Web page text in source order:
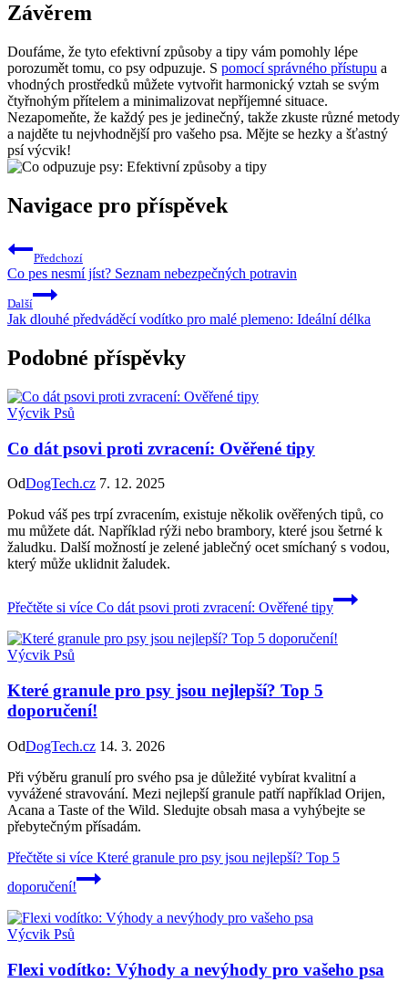
Závěrem
Doufáme, že tyto efektivní způsoby a tipy vám pomohly lépe
porozumět tomu, co psy odpuzuje. S pomocí správného přístupu a
vhodných prostředků můžete vytvořit harmonický vztah se svým
čtyřnohým přítelem a minimalizovat nepříjemné situace.
Nezapomeňte, že každý pes je jedinečný, takže zkuste různé metody
a najděte tu nejvhodnější pro vašeho psa. Mějte se hezky a šťastný
psí výcvik!
Navigace pro příspěvek
Předchozí
Co pes nesmí jíst? Seznam nebezpečných potravin
Další
Jak dlouhé předváděcí vodítko pro malé plemeno: Ideální délka
Podobné příspěvky
Výcvik Psů
Co dát psovi proti zvracení: Ověřené tipy
OdDogTech.cz 7. 12. 2025
Pokud váš pes trpí zvracením, existuje několik ověřených tipů, co
mu můžete dát. Například rýži nebo brambory, které jsou šetrné k
žaludku. Další možností je zelené jablečný ocet smíchaný s vodou,
který může uklidnit žaludek.
Přečtěte si více Co dát psovi proti zvracení: Ověřené tipy
Výcvik Psů
Které granule pro psy jsou nejlepší? Top 5
doporučení!
OdDogTech.cz 14. 3. 2026
Při výběru granulí pro svého psa je důležité vybírat kvalitní a
vyvážené stravování. Mezi nejlepší granule patří například Orijen,
Acana a Taste of the Wild. Sledujte obsah masa a vyhýbejte se
přebytečným přísadám.
Přečtěte si více Které granule pro psy jsou nejlepší? Top 5
doporučení!
Výcvik Psů
Flexi vodítko: Výhody a nevýhody pro vašeho psa